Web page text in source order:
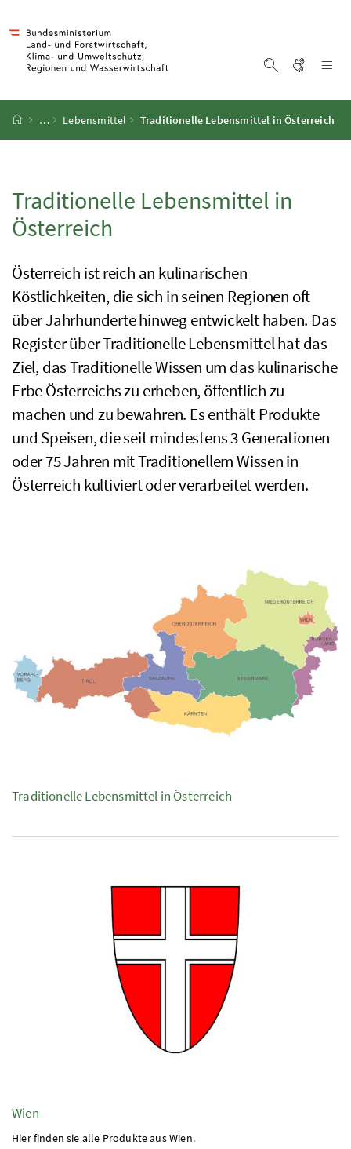
Startseite
… Lebensmittel Traditionelle Lebensmittel in Österreich
Traditionelle Lebensmittel in
Österreich
Österreich ist reich an kulinarischen
Köstlichkeiten, die sich in seinen Regionen oft
über Jahrhunderte hinweg entwickelt haben. Das
Register über Traditionelle Lebensmittel hat das
Ziel, das Traditionelle Wissen um das kulinarische
Erbe Österreichs zu erheben, öffentlich zu
machen und zu bewahren. Es enthält Produkte
und Speisen, die seit mindestens 3 Generationen
oder 75 Jahren mit Traditionellem Wissen in
Österreich kultiviert oder verarbeitet werden.
Traditionelle Lebensmittel in Österreich
Wien
Hier finden sie alle Produkte aus Wien.